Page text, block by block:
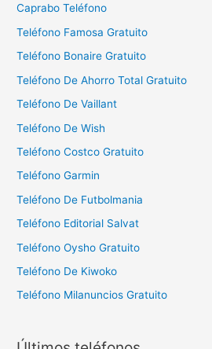
Caprabo Teléfono
Teléfono Famosa Gratuito
Teléfono Bonaire Gratuito
Teléfono De Ahorro Total Gratuito
Teléfono De Vaillant
Teléfono De Wish
Teléfono Costco Gratuito
Teléfono Garmin
Teléfono De Futbolmania
Teléfono Editorial Salvat
Teléfono Oysho Gratuito
Teléfono De Kiwoko
Teléfono Milanuncios Gratuito